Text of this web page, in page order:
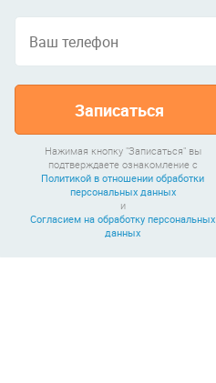
Записаться
Нажимая кнопку "Записаться" вы
подтверждаете ознакомление с
Политикой в отношении обработки
персональных данных
и
Согласием на обработку персональных
данных